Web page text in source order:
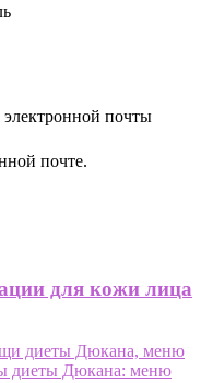
почты
почте.
для кожи лица